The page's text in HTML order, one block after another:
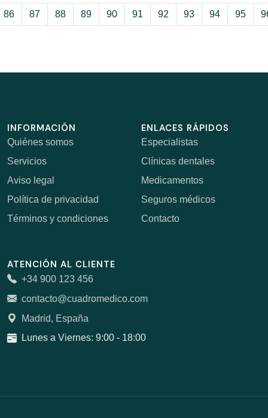
86 87 88 89 90 91 92 93 94 95
INFORMACIÓN
Quiénes somos
Servicios
Aviso legal
Política de privacidad
Términos y condiciones
ENLACES RÁPIDOS
Especialistas
Clínicas dentales
Medicamentos
Seguros médicos
Contacto
ATENCIÓN AL CLIENTE
+34 900 123 456
contacto@cuadromedico.com
Madrid, España
Lunes a Viernes: 9:00 - 18:00